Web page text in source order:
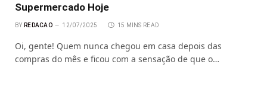
Supermercado Hoje
BY REDACAO 12/07/2025 15 MINS READ
Oi, gente! Quem nunca chegou em casa depois das
compras do mês e ficou com a sensação de que o…